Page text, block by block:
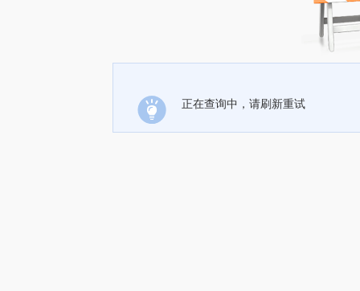
正在查询中，请刷新重试